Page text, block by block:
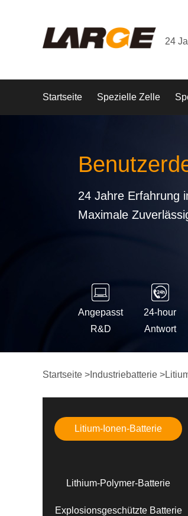
24
Startseite Spezielle Zelle
24 Jahre Erfahrung
Maximale
Angepasst
R&D
24-hour
Antwort
Startseite > Industriebatterie >
Litium-Ionen-Batterie
Lithium-Polymer-Batterie
Explosionsgeschützte Batterie